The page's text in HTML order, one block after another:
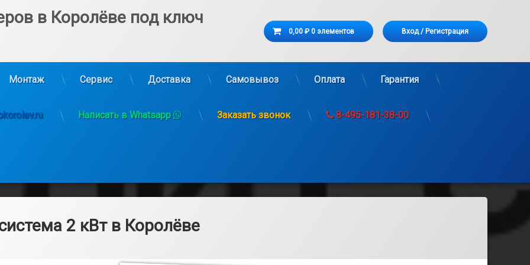
в Королёве под ключ Корзина
0,00 ₽ 0 элементов Вход/ Регистрация
Монтаж Сервис Доставка Самовывоз Оплата Гарантия
Написать в Whatsapp Заказать звонок 8-495-181-38-00
2 кВт в Королёве